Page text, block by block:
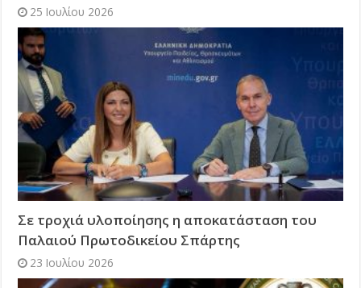
25 Ιουλίου 2026
Σε τροχιά υλοποίησης η αποκατάσταση του
Παλαιού Πρωτοδικείου Σπάρτης
23 Ιουλίου 2026